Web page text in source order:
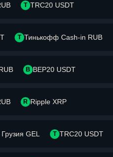
T TRC20 USDT
Т Тинькофф Cash-in RUB
B BEP20 USDT
R Ripple XRP
GEL T TRC20 USDT